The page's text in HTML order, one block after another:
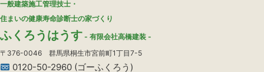
一般建築施工管理技士・
住まいの健康寿命診断士の家づくり
ふくろうはうす - 有限会社高橋建装 -
〒376-0046 群馬県桐生市宮前町1丁目7-5
0120-50-2960 (ゴーふくろう)